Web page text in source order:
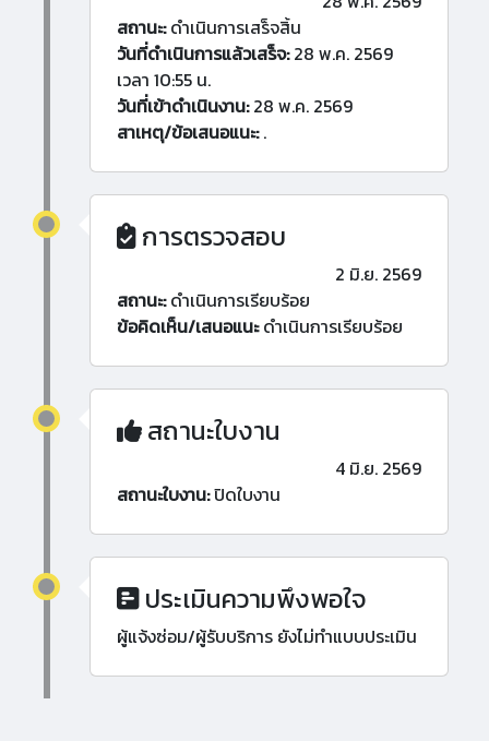
สถานะ:ดำเนินการเสร็จสิ้น
วันที่ดำเนินการแล้วเสร็จ:28 พ.ค. 2569
เวลา 10:55 น.
วันที่เข้าดำเนินงาน:28 พ.ค. 2569
สาเหตุ/ข้อเสนอแนะ:.
การตรวจสอบ
2 มิ.ย. 2569
สถานะ:ดำเนินการเรียบร้อย
ข้อคิดเห็น/เสนอแนะดำเนินการเรียบร้อย
สถานะใบงาน
4 มิ.ย. 2569
สถานะใบงาน:ปิดใบงาน
ประเมินความพึงพอใจ
ผู้แจ้งซ่อม/ผู้รับบริการ ยังไม่ทำแบบประเมิน